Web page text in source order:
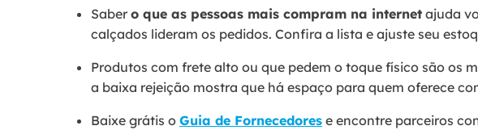
Saber o que as pessoas mais compram na internet ajuda
calçados lideram os pedidos. Confira a lista e ajuste seu
Produtos com frete alto ou que pedem o toque físico são os
a baixa rejeição mostra que há espaço para quem oferece
Baixe grátis o Guia de Fornecedores e encontre parceiros